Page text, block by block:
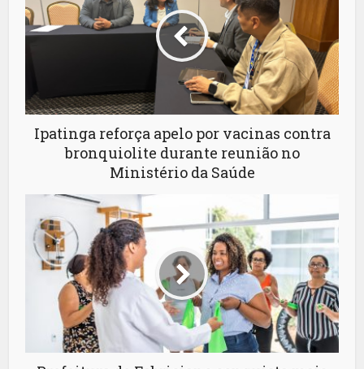
Ipatinga reforça apelo por vacinas contra
bronquiolite durante reunião no
Ministério da Saúde